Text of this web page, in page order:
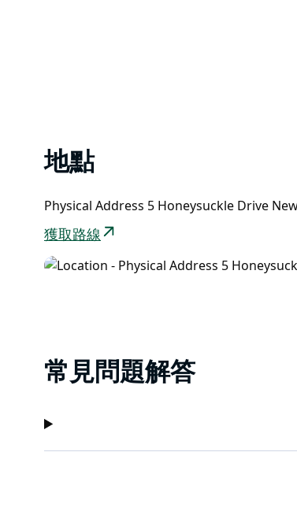
地點
Physical Address 5 Honeysuckle Drive
獲取路線
常見問題解答